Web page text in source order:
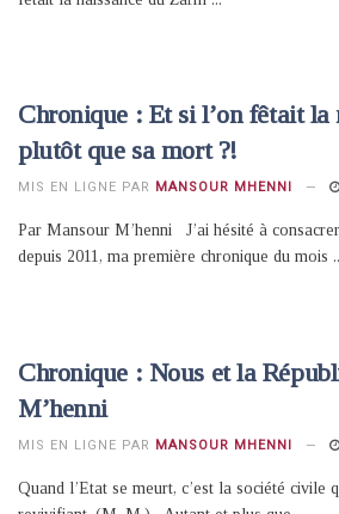
Chronique : Et si l’on fêtait la
plutôt que sa mort ?!
MIS EN LIGNE PAR MANSOUR MHENNI
Par Mansour M’henni J’ai hésité à
depuis 2011, ma première chronique du mois
Chronique : Nous et la
M’henni
MIS EN LIGNE PAR MANSOUR MHENNI
Quand l’Etat se meurt, c’est la société civile